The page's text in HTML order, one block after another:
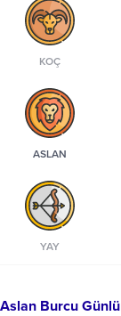
KOÇ
ASLAN
YAY
Aslan Burcu